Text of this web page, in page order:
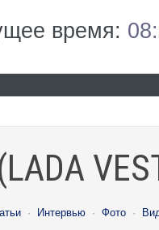
время:
· Интервью · Фото ·